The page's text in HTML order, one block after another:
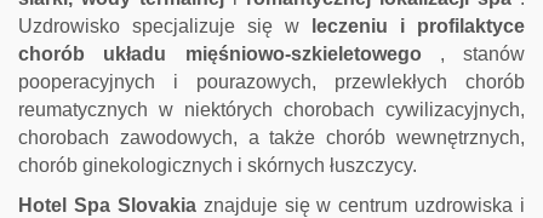
Uzdrowisko specjalizuje się w
leczeniu i profilaktyce
chorób układu mięśniowo-szkieletowego, stanów
pooperacyjnych i pourazowych, przewlekłych chorób
reumatycznych w niektórych chorobach cywilizacyjnych,
chorobach zawodowych, a także chorób wewnętrznych,
chorób ginekologicznych i skórnych łuszczycy.
Hotel Spa Slovakiaznajduje się w centrum uzdrowiska i